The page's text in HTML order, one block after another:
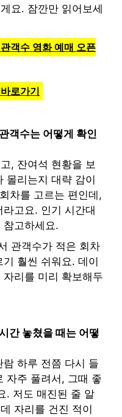
요. 잠깐만 읽어보세
객수 영화 예매 오픈
로가기
객수는 어떻게 확인
, 잔여석 현황을 보
몰리는지 대략 감이
차를 고르는 편인데,
고요. 인기 시간대
참고하세요.
관객수가 적은 회차
훨씬 쉬워요. 데이
리를 미리 확보해두
간 놓쳤을 때는 어떻
하루 전쯤 다시 들
자주 풀려서, 그때 좋
. 저도 매진된 줄 알
자리를 건진 적이